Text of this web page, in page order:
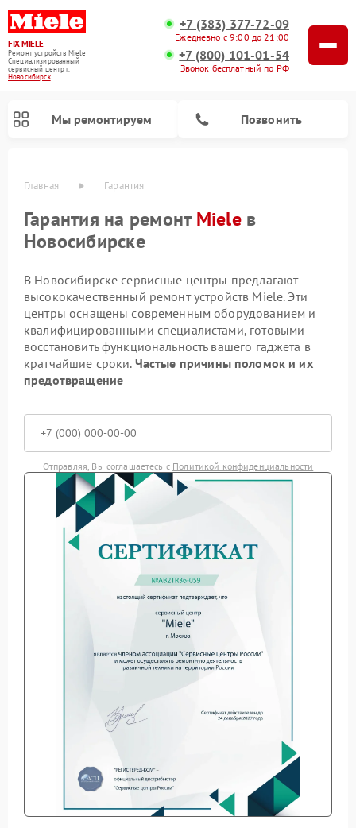
FIX-MIELE
Ремонт устройств Miele
Специализированный
cервисный центр г.
Новосибирск
+7 (383) 377-72-09
Ежедневно с 9:00 до 21:00
+7 (800) 101-01-54
Звонок бесплатный по РФ
Мы ремонтируем Позвонить
Главная Гарантия
Гарантия на ремонт Mieleв
Новосибирске
В Новосибирске сервисные центры предлагают
высококачественный ремонт устройств Miele. Эти
центры оснащены современным оборудованием и
квалифицированными специалистами, готовыми
восстановить функциональность вашего гаджета в
кратчайшие сроки. Частые причины поломок и их
предотвращение
Отправляя, Вы соглашаетесь с Политикой конфиденциальности